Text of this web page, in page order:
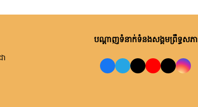
បណ្តាញទំនាក់ទំនងសង្គមព្រឹទ្ធសភា